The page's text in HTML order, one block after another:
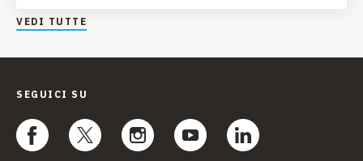
VEDI TUTTE
SEGUICI SU